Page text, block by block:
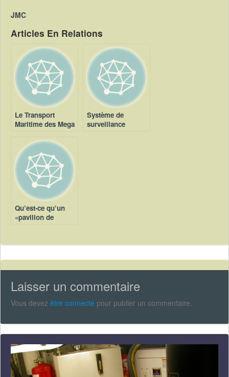
JMC
Articles En Relations
Le Transport
Maritime des Mega
Système de
surveillance
Qu’est-ce qu’un
«pavillon de
Laisser un commentaire
Vous devez être connecté pour publier un commentaire.